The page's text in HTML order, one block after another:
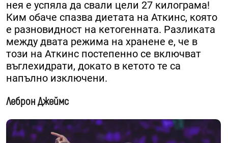
нея е успяла да свали цели 27 килограма!
Ким обаче спазва диетата на Аткинс, която
е разновидност на кетогенната. Разликата
между двата режима на хранене е, че в
този на Аткинс постепенно се включват
въглехидрати, докато в кетото те са
напълно изключени.
Леброн Джеймс